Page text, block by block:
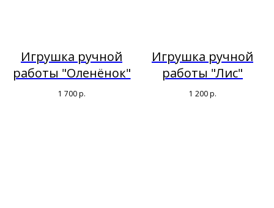
Игрушка ручной
работы "Оленёнок"
1 700 р.
Игрушка ручной
работы "Лис"
1 200 р.